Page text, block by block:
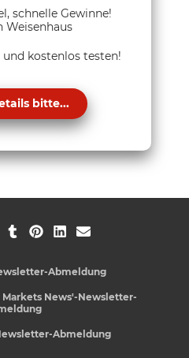
schnelle Gewinne!
Weisenhaus
kostenlos testen!
bitte...
Abmeldung
News'-Newsletter-
Abmeldung